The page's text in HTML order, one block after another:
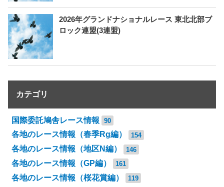
2026年グランドナショナルレース 東北北部ブ
ロック連盟(3連盟)
カテゴリ
国際委託鳩舎レース情報 90
各地のレース情報（春季Rg編） 154
各地のレース情報（地区N編） 146
各地のレース情報（GP編） 161
各地のレース情報（桜花賞編） 119